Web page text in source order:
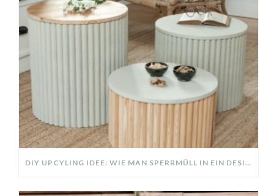
DIY UPCYLING IDEE: WIE MAN SPERRMÜLL IN EIN DESIGNER TEIL VERWANDELT